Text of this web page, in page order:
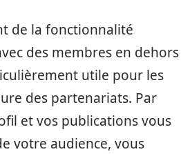
de la fonctionnalité
des membres en dehors
utile pour les
des partenariats. Par
et vos publications vous
votre audience, vous